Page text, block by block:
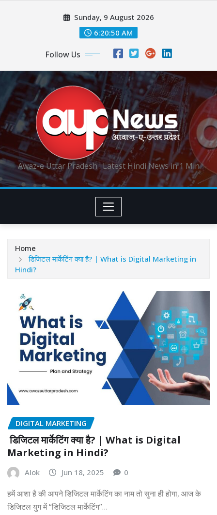
Sunday, 9 August 2026
6:20:51 AM
Follow Us
Awaz-e Uttar Pradesh : Latest Hindi News in 1 Min
Home
डिजिटल मार्केटिंग क्या है? | What is Digital Marketing in
Hindi?
DIGITAL MARKETING
डिजिटल मार्केटिंग क्या है? | What is Digital
Marketing in Hindi?
Alok Jun 18, 2025 0
हमें आशा है की आपने डिजिटल मार्केटिंग का नाम तो सुना ही होगा, आज के
डिजिटल युग में “डिजिटल मार्केटिंग”…